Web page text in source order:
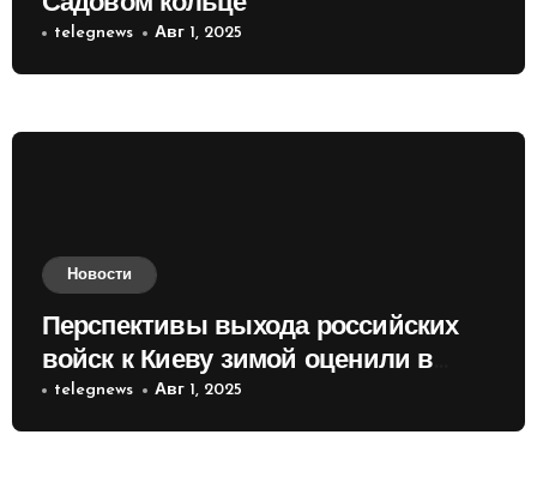
telegnews Авг 1, 2025
Новости
Перспективы выхода российских
войск к Киеву зимой оценили в
России
telegnews Авг 1, 2025